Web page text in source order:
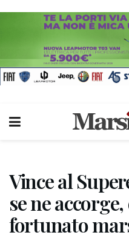
Vince al
se ne
fortunato